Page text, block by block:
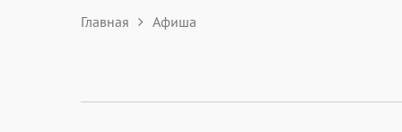
Главная Афиша